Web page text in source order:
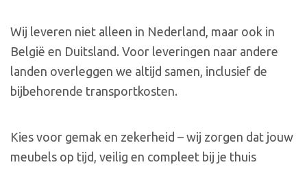
Wij leveren niet alleen in Nederland, maar ook in
België en Duitsland. Voor leveringen naar andere
landen overleggen we altijd samen, inclusief de
bijbehorende transportkosten.
Kies voor gemak en zekerheid – wij zorgen dat jouw
meubels op tijd, veilig en compleet bij je thuis